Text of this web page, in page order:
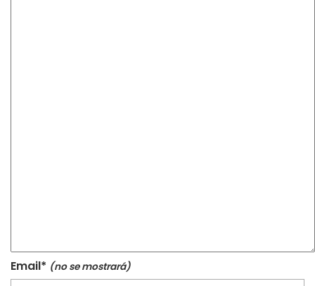
Email* (no se mostrará)